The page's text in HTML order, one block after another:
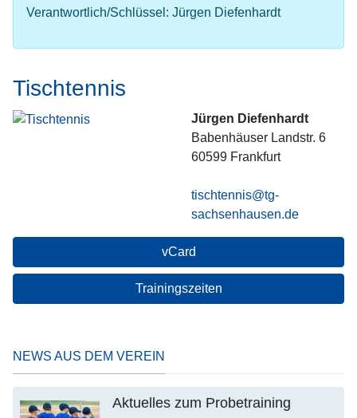
Verantwortlich/Schlüssel: Jürgen Diefenhardt
Tischtennis
Jürgen Diefenhardt
Babenhäuser Landstr. 6
60599 Frankfurt
tischtennis@tg-
sachsenhausen.de
vCard
Trainingszeiten
NEWS AUS DEM VEREIN
Aktuelles zum Probetraining